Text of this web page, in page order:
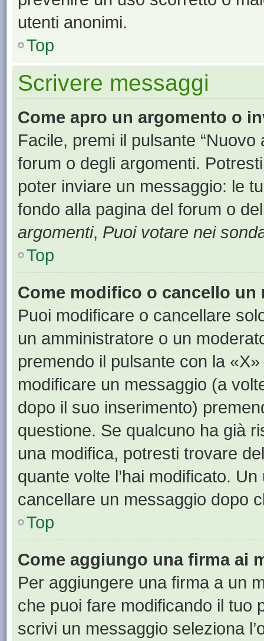
utenti anonimi.
Top
Scrivere messaggi
Come apro un argomento o
Facile, premi il pulsante
forum o degli argomenti.
poter inviare un messaggio: le
fondo alla pagina del forum o
argomenti, Puoi votare nei
Top
Come modifico o cancello un
Puoi modificare o cancellare
un amministratore o un
premendo il pulsante con la
modificare un messaggio (a
dopo il suo inserimento)
questione. Se qualcuno ha già
una modifica, potresti trovare
quante volte l’hai modificato.
cancellare un messaggio dopo
Top
Come aggiungo una firma ai
Per aggiungere una firma a un
che puoi fare modificando il tuo
scrivi un messaggio seleziona